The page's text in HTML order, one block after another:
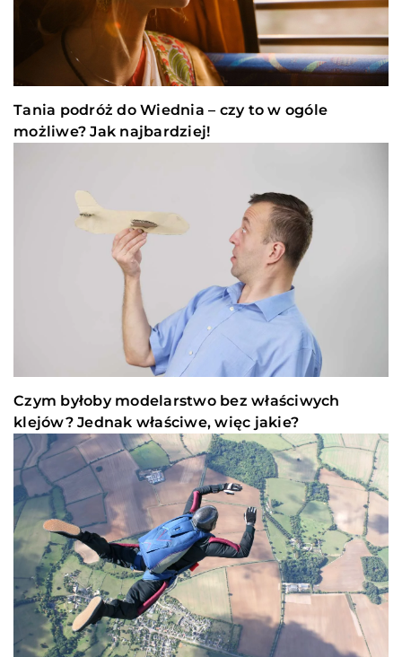
Tania podróż do Wiednia – czy to w ogóle
możliwe? Jak najbardziej!
Czym byłoby modelarstwo bez właściwych
klejów? Jednak właściwe, więc jakie?